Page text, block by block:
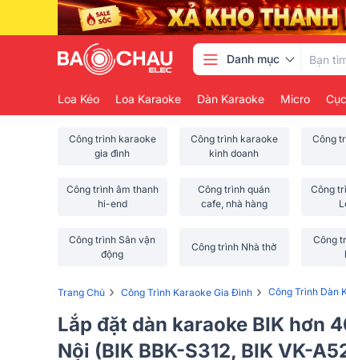
Danh mục
Loa Kéo Loa Karaoke Dàn Karaoke Micro
Công trình karaoke
gia đình
Công trình karaoke
kinh doanh
Công
Công trình âm thanh
hi-end
Công trình quán
cafe, nhà hàng
Công
Công trình Sân vận
động
Công trình Nhà thờ
Công
Trang Chủ › Công Trình Karaoke Gia Đình › Công Trình Dàn
Lắp đặt dàn karaoke BIK hơn
Nội (BIK BBK-S312, BIK VK-